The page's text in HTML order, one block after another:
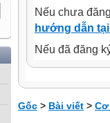
Nếu chưa
hướng dẫn
Nếu đã đăng
Gốc > Bài viết >